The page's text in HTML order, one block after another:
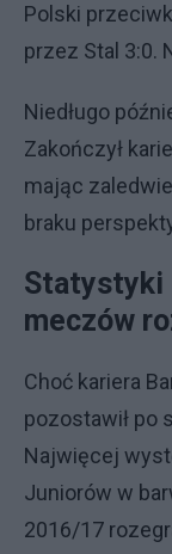
Polski
przez Stal 3:0.
Niedługo
Zakończył
mając
braku
Statystyki
meczów
Choć kariera
pozostawił po
Najwięcej
Juniorów w
2016/17